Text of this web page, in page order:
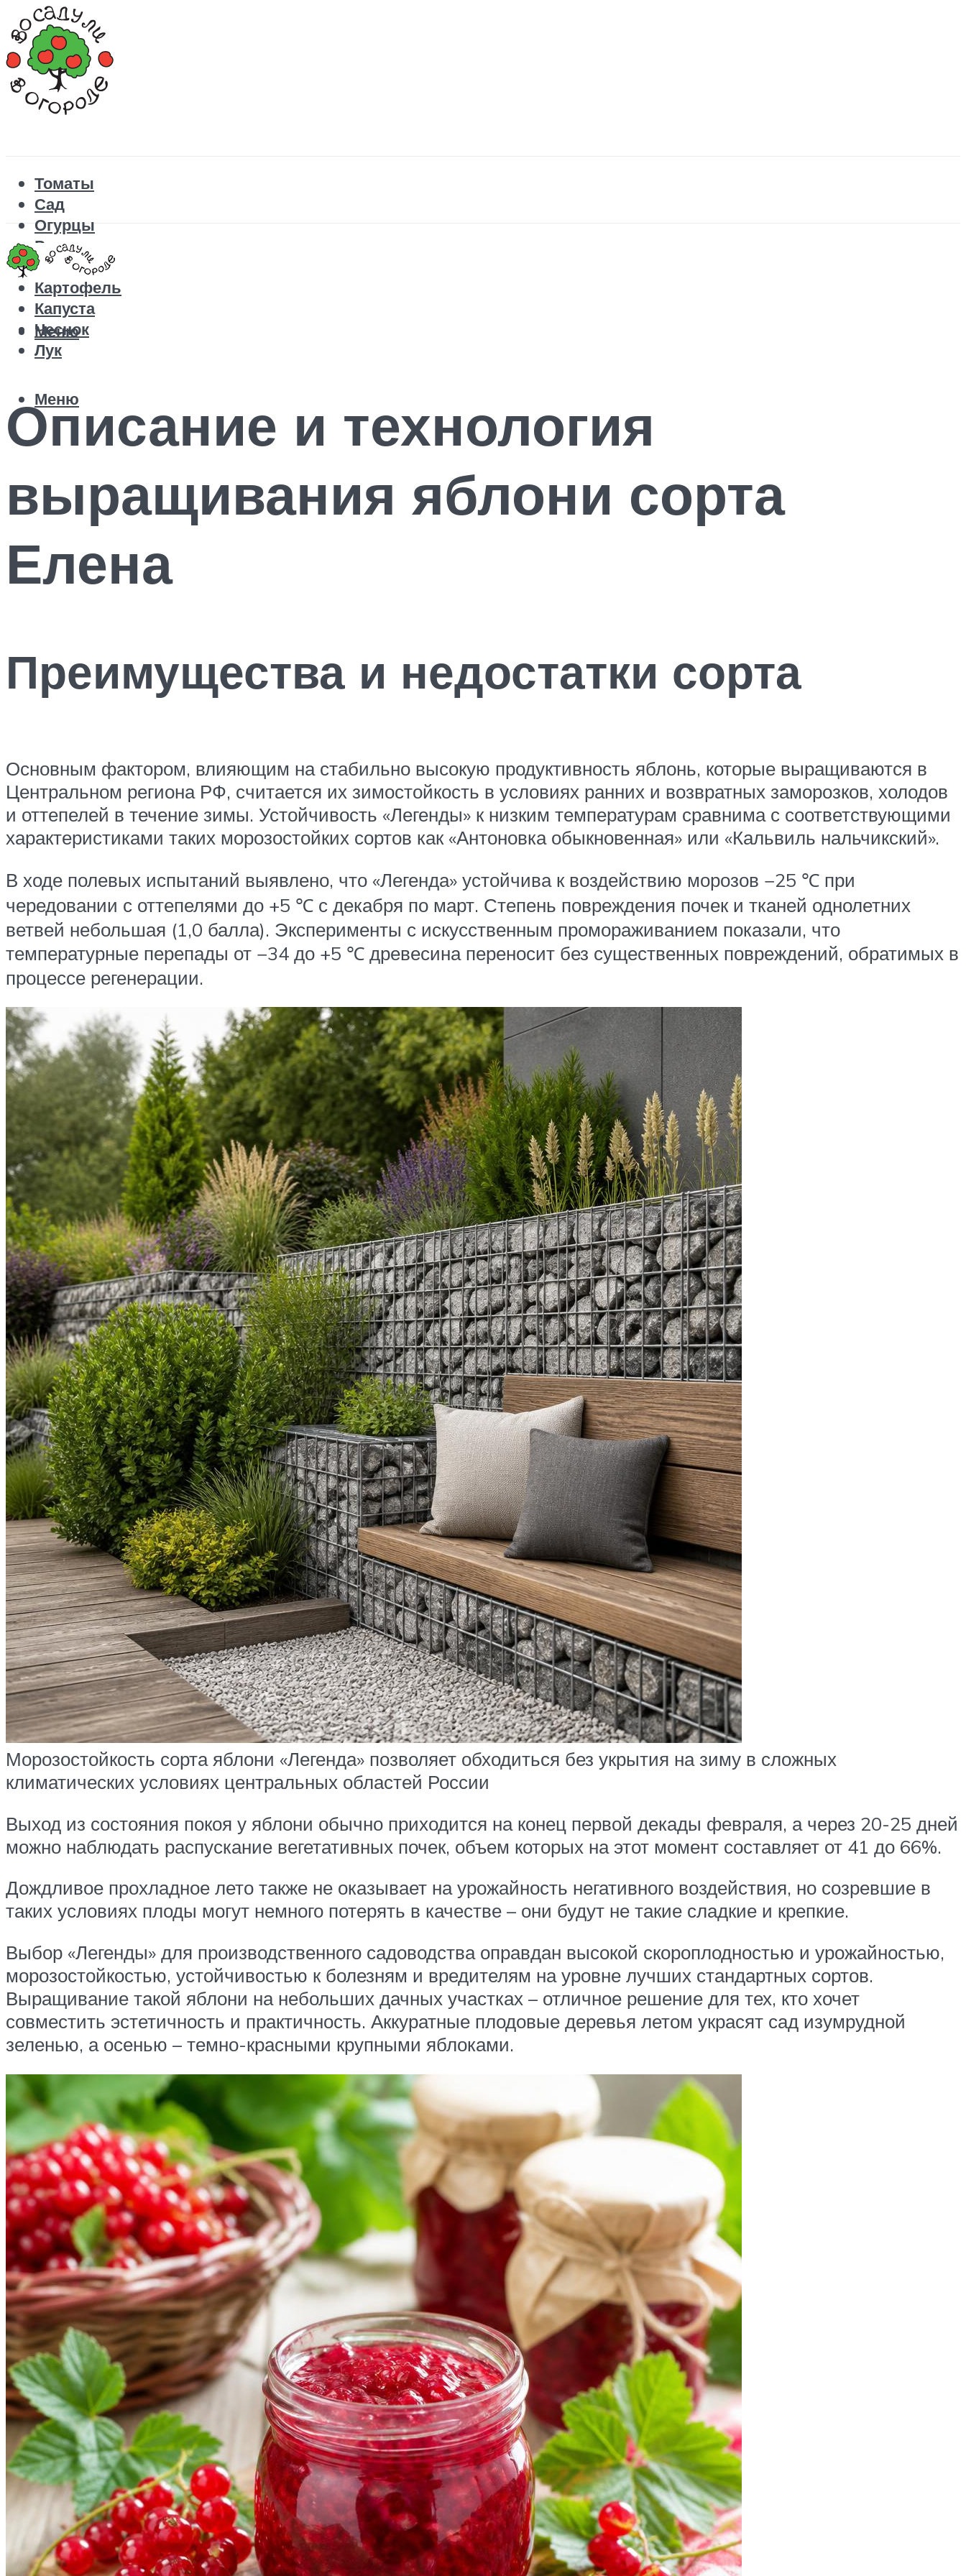
Томаты
Сад
Огурцы
Рецепты
Перец
Картофель
Капуста
Чеснок
Лук
Меню
Меню
Описание и технология
выращивания яблони сорта
Елена
Преимущества и недостатки сорта
Основным фактором, влияющим на стабильно высокую продуктивность яблонь, которые выращиваются в
Центральном региона РФ, считается их зимостойкость в условиях ранних и возвратных заморозков, холодов
и оттепелей в течение зимы. Устойчивость «Легенды» к низким температурам сравнима с соответствующими
характеристиками таких морозостойких сортов как «Антоновка обыкновенная» или «Кальвиль нальчикский».
В ходе полевых испытаний выявлено, что «Легенда» устойчива к воздействию морозов −25 ℃ при
чередовании с оттепелями до +5 ℃ с декабря по март. Степень повреждения почек и тканей однолетних
ветвей небольшая (1,0 балла). Эксперименты с искусственным промораживанием показали, что
температурные перепады от −34 до +5 ℃ древесина переносит без существенных повреждений, обратимых в
процессе регенерации.
Морозостойкость сорта яблони «Легенда» позволяет обходиться без укрытия на зиму в сложных
климатических условиях центральных областей России
Выход из состояния покоя у яблони обычно приходится на конец первой декады февраля, а через 20-25 дней
можно наблюдать распускание вегетативных почек, объем которых на этот момент составляет от 41 до 66%.
Дождливое прохладное лето также не оказывает на урожайность негативного воздействия, но созревшие в
таких условиях плоды могут немного потерять в качестве – они будут не такие сладкие и крепкие.
Выбор «Легенды» для производственного садоводства оправдан высокой скороплодностью и урожайностью,
морозостойкостью, устойчивостью к болезням и вредителям на уровне лучших стандартных сортов.
Выращивание такой яблони на небольших дачных участках – отличное решение для тех, кто хочет
совместить эстетичность и практичность. Аккуратные плодовые деревья летом украсят сад изумрудной
зеленью, а осенью – темно-красными крупными яблоками.